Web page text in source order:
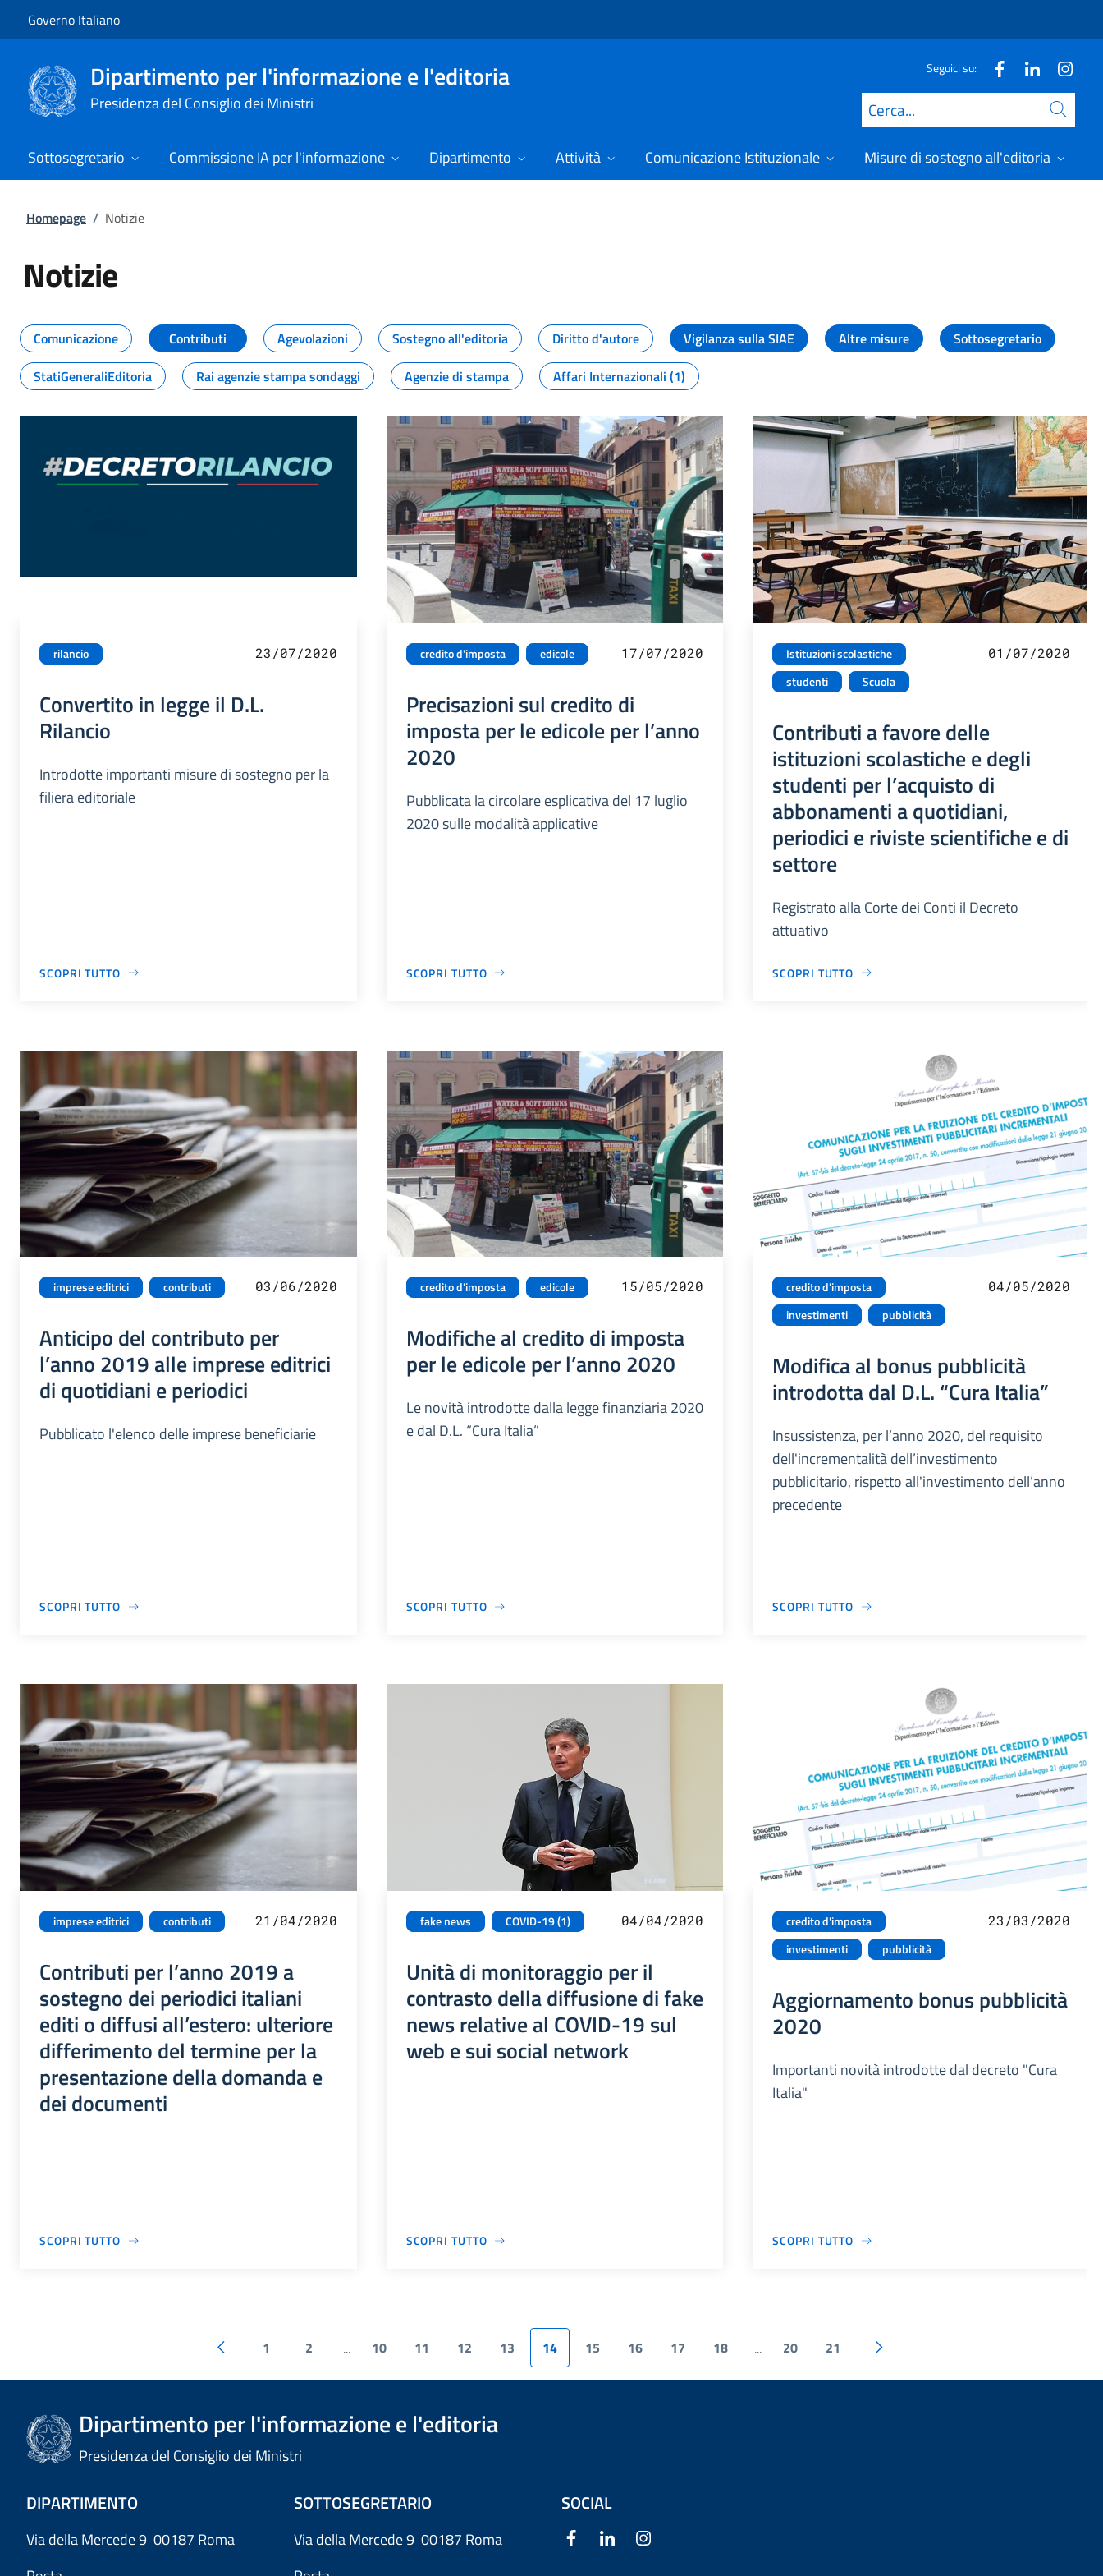
Governo Italiano
Dipartimento per l'informazione e l'editoria
Presidenza del Consiglio dei Ministri
Seguici su:
Cerca
Sottosegretario Commissione IA per l'informazione Dipartimento Attività Comunicazione Istituzionale Misure di sostegno all'editoria
Homepage / Notizie
Notizie
Tutti i contenuti della pagina Notizie
Comunicazione Contributi Agevolazioni Sostegno all'editoria Diritto d'autore Vigilanza sulla SIAE Altre misure
Sottosegretario
StatiGeneraliEditoria
Rai agenzie stampa sondaggi Agenzie di stampa Affari Internazionali (1)
rilancio 23/07/2020
Convertito in legge il D.L.
Rilancio
Introdotte importanti misure di sostegno per la
filiera editoriale
SCOPRI TUTTO
credito d'imposta edicole 17/07/2020
Precisazioni sul credito di
imposta per le edicole per l’anno
2020
Pubblicata la circolare esplicativa del 17 luglio
2020 sulle modalità applicative
SCOPRI TUTTO
Istituzioni scolastiche
studenti
Scuola
01/07/2020
Contributi a favore delle
istituzioni scolastiche e degli
studenti per l’acquisto di
abbonamenti a quotidiani,
periodici e riviste scientifiche e di
settore
Registrato alla Corte dei Conti il Decreto
attuativo
SCOPRI TUTTO
imprese editrici contributi 03/06/2020
Anticipo del contributo per
l’anno 2019 alle imprese editrici
di quotidiani e periodici
Pubblicato l'elenco delle imprese beneficiarie
SCOPRI TUTTO
credito d'imposta edicole 15/05/2020
Modifiche al credito di imposta
per le edicole per l’anno 2020
Le novità introdotte dalla legge finanziaria 2020
e dal D.L. “Cura Italia”
SCOPRI TUTTO
credito d'imposta
investimenti
pubblicità
04/05/2020
Modifica al bonus pubblicità
introdotta dal D.L. “Cura Italia”
Insussistenza, per l’anno 2020, del requisito
dell'incrementalità dell’investimento
pubblicitario, rispetto all'investimento dell’anno
precedente
SCOPRI TUTTO
imprese editrici contributi 21/04/2020
Contributi per l’anno 2019 a
sostegno dei periodici italiani
editi o diffusi all’estero: ulteriore
differimento del termine per la
presentazione della domanda e
dei documenti
SCOPRI TUTTO
fake news COVID-19 (1) 04/04/2020
Unità di monitoraggio per il
contrasto della diffusione di fake
news relative al COVID-19 sul
web e sui social network
SCOPRI TUTTO
credito d'imposta
investimenti
pubblicità
23/03/2020
Aggiornamento bonus pubblicità
2020
Importanti novità introdotte dal decreto "Cura
Italia"
SCOPRI TUTTO
1 2 ... 10 11 12 13 14 15 16 17 18 ... 20 21
Dipartimento per l'informazione e l'editoria
Presidenza del Consiglio dei Ministri
DIPARTIMENTO
Via della Mercede 9 00187 Roma
SOTTOSEGRETARIO
Via della Mercede 9 00187 Roma
SOCIAL